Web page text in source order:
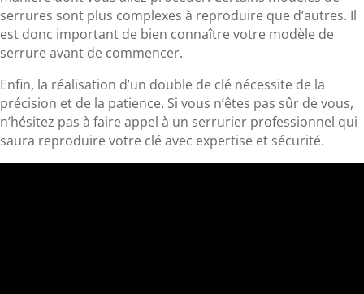
serrures sont plus complexes à reproduire que d’autres. Il
est donc important de bien connaître votre modèle de
serrure avant de commencer.
Enfin, la réalisation d’un double de clé nécessite de la
précision et de la patience. Si vous n’êtes pas sûr de vous,
n’hésitez pas à faire appel à un serrurier professionnel qui
saura reproduire votre clé avec expertise et sécurité.